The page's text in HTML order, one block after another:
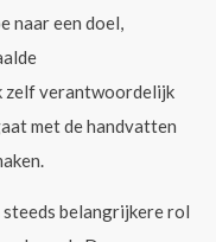
naar een doel,
zelf verantwoordelijk
met de handvatten
steeds belangrijkere rol